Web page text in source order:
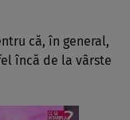
că, în general,
încă de la vârste